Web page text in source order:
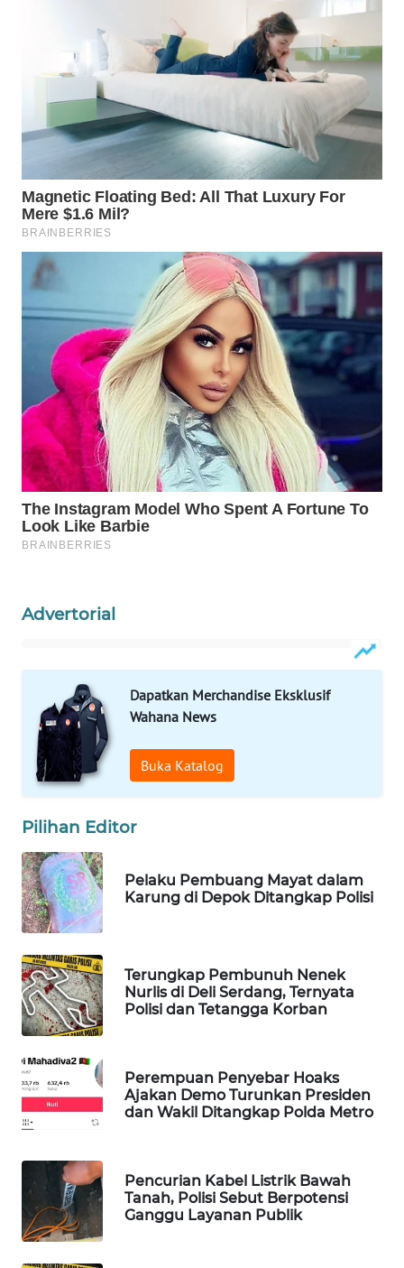
Advertorial
Dapatkan Merchandise Eksklusif
Wahana News
Buka Katalog
Pilihan Editor
Pelaku Pembuang Mayat dalam
Karung di Depok Ditangkap Polisi
Terungkap Pembunuh Nenek
Nurlis di Deli Serdang, Ternyata
Polisi dan Tetangga Korban
Perempuan Penyebar Hoaks
Ajakan Demo Turunkan Presiden
dan Wakil Ditangkap Polda Metro
Pencurian Kabel Listrik Bawah
Tanah, Polisi Sebut Berpotensi
Ganggu Layanan Publik
KONSUMEN
WAHANA
LISTRIK
WAHANA
WAHANA
TV
WAHANANEWS
WAHANANEWS
CO ID
WAHANANEWS
NET
WAHANA
SPORT
WAHANA
WAHANA
WAHANA
PERSONA
WAHANA
OTOMOTIF
WAHANA
HEALTH
WAHANA
DESA
WISATA
LAPAK
WAHANA
Wahana
KONSUMEN
LISTRIK
MASYARAKAT
KELISTRIKAN
WALINKI